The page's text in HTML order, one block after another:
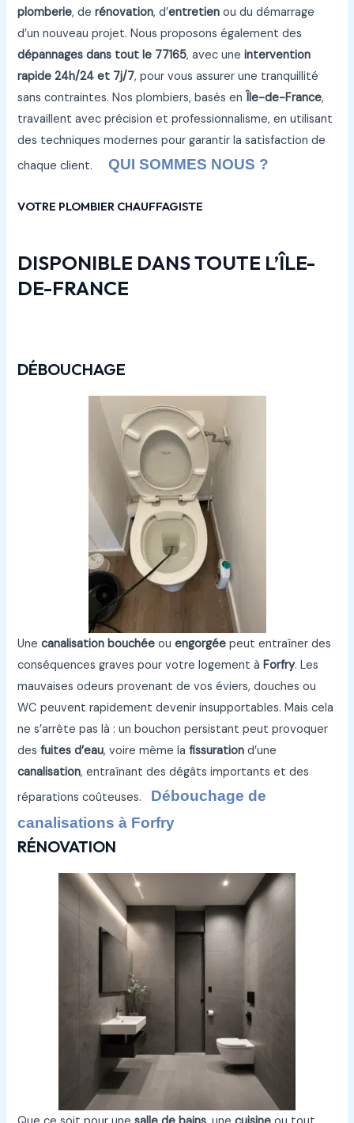
plomberie, derénovation, d’entretien ou du démarrage
d’un nouveau projet. Nous proposons également des
dépannages dans tout le 77165, avec une intervention
rapide 24h/24 et 7j/7, pour vous assurer une tranquillité
sans contraintes. Nos plombiers, basés en Île-de-France,
travaillent avec précision et professionnalisme, en utilisant
des techniques modernes pour garantir la satisfaction de
chaque client.QUI SOMMES NOUS ?
VOTRE PLOMBIER CHAUFFAGISTE
DISPONIBLE DANS TOUTE L’ÎLE-
DE-FRANCE
DÉBOUCHAGE
Unecanalisation bouchée ouengorgée peut entraîner des
conséquences graves pour votre logement àForfry. Les
mauvaises odeurs provenant de vos éviers, douches ou
WC peuvent rapidement devenir insupportables. Mais cela
ne s’arrête pas là : un bouchon persistant peut provoquer
desfuites d’eau, voire même lafissuration d’une
canalisation, entraînant des dégâts importants et des
réparations coûteuses. Débouchage de
canalisations à Forfry
RÉNOVATION